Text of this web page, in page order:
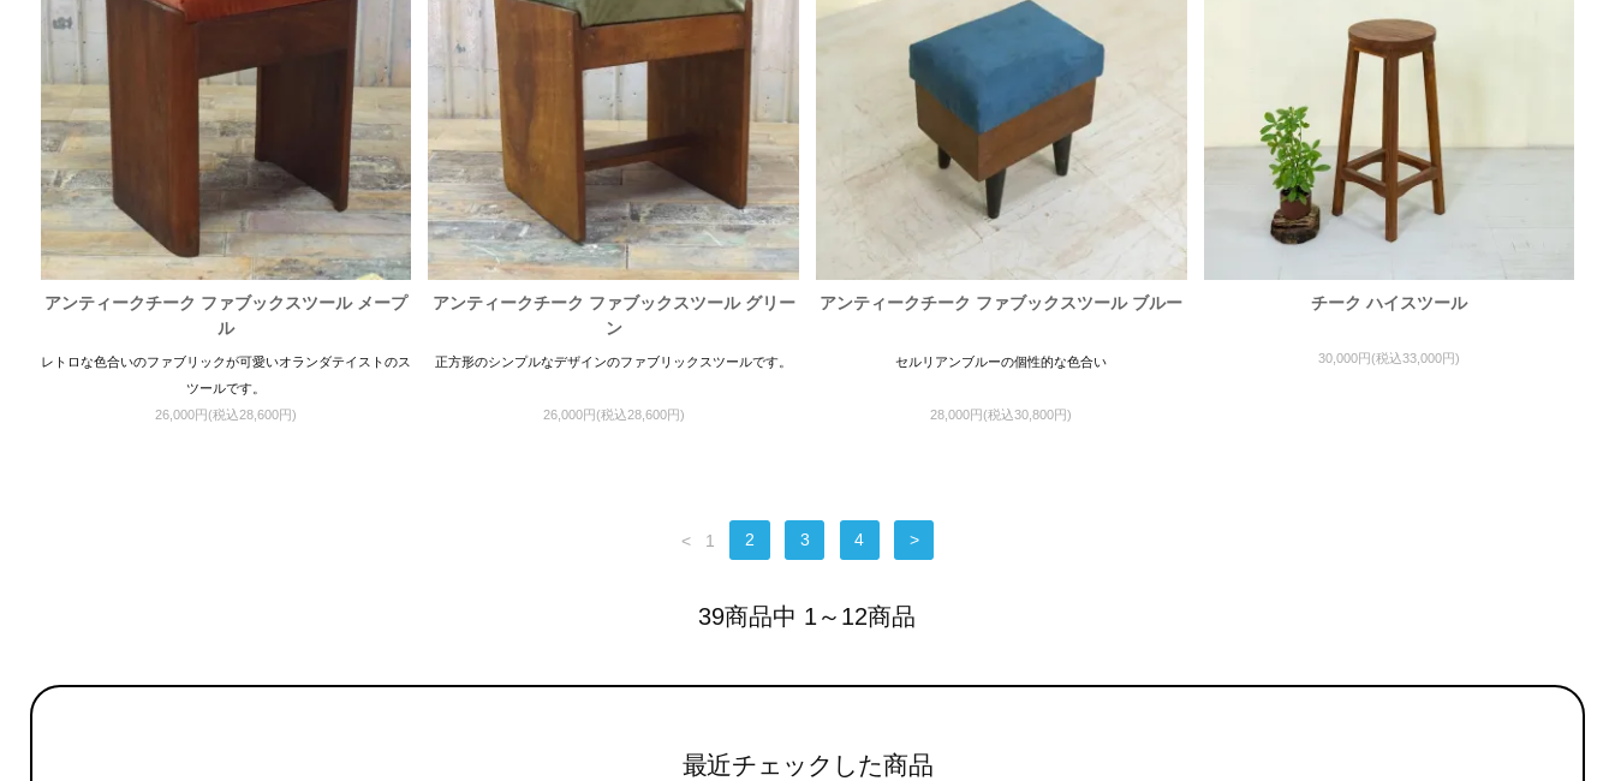
アンティークチーク ファブックスツール メープ
ル
レトロな色合いのファブリックが可愛いオランダテイストのス
ツールです。
26,000円(税込28,600円)
アンティークチーク ファブックスツール グリー
ン
正方形のシンプルなデザインのファブリックスツールです。
26,000円(税込28,600円)
アンティークチーク ファブックスツール ブルー
セルリアンブルーの個性的な色合い
28,000円(税込30,800円)
チーク ハイスツール
30,000円(税込33,000円)
< 1 2 3 4 >
39商品中 1～12商品
最近チェックした商品